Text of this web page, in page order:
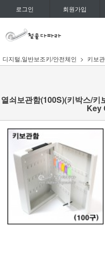
로그인 회원가입
디지털,일반보조키/안전체인 키보
열쇠보관함(100S)(키박스/
Key